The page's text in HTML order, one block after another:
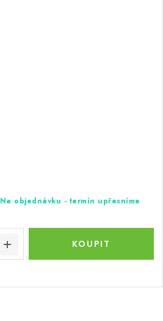
Na objednávku - termín upřesníme